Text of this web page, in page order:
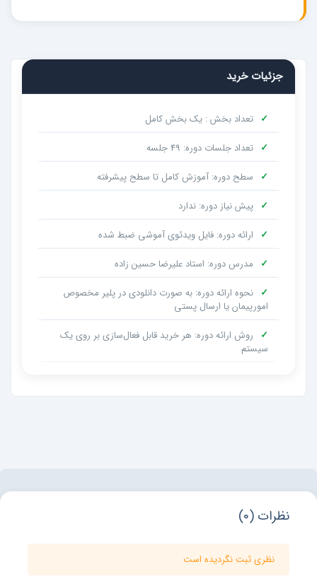
جزئیات خرید
تعداد بخش : یک بخش کامل
تعداد جلسات دوره: 49 جلسه
سطح دوره: آموزش کامل تا سطح پیشرفته
پیش نیاز دوره: ندارد
ارائه دوره: فایل ویدئوی آموشی ضبط شده
مدرس دوره: استاد علیرضا حسین زاده
نحوه ارائه دوره: به صورت دانلودی در پلیر مخصوص
امورپیمان یا ارسال پستی
روش ارائه دوره: هر خرید قابل فعال‌سازی بر روی یک
سیستم
نظرات (0)
نظری ثبت نگردیده است